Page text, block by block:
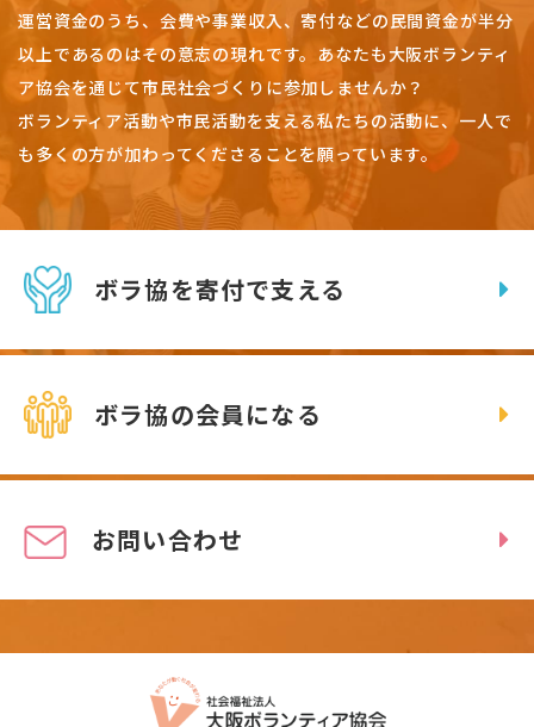
運営資金のうち、会費や事業収入、寄付などの民間資金が半分
以上であるのはその意志の現れです。 あなたも大阪ボランティ
ア協会を通じて市民社会づくりに参加しませんか？
ボランティア活動や市民活動を支える私たちの活動に、一人で
も多くの方が加わってくださることを願っています。
ボラ協を寄付で支える
ボラ協の会員になる
お問い合わせ